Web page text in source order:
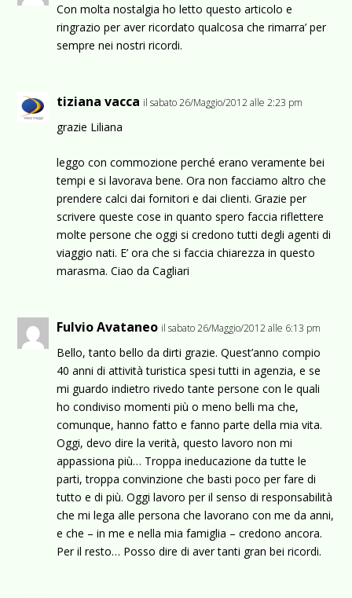
Con molta nostalgia ho letto questo articolo e
ringrazio per aver ricordato qualcosa che rimarra’ per
sempre nei nostri ricordi.
tiziana vacca il sabato 26/Maggio/2012 alle 2:23 pm
grazie Liliana
leggo con commozione perché erano veramente bei
tempi e si lavorava bene. Ora non facciamo altro che
prendere calci dai fornitori e dai clienti. Grazie per
scrivere queste cose in quanto spero faccia riflettere
molte persone che oggi si credono tutti degli agenti di
viaggio nati. E’ ora che si faccia chiarezza in questo
marasma. Ciao da Cagliari
Fulvio Avataneo il sabato 26/Maggio/2012 alle 6:13 pm
Bello, tanto bello da dirti grazie. Quest’anno compio
40 anni di attività turistica spesi tutti in agenzia, e se
mi guardo indietro rivedo tante persone con le quali
ho condiviso momenti più o meno belli ma che,
comunque, hanno fatto e fanno parte della mia vita.
Oggi, devo dire la verità, questo lavoro non mi
appassiona più… Troppa ineducazione da tutte le
parti, troppa convinzione che basti poco per fare di
tutto e di più. Oggi lavoro per il senso di responsabilità
che mi lega alle persona che lavorano con me da anni,
e che – in me e nella mia famiglia – credono ancora.
Per il resto… Posso dire di aver tanti gran bei ricordi.